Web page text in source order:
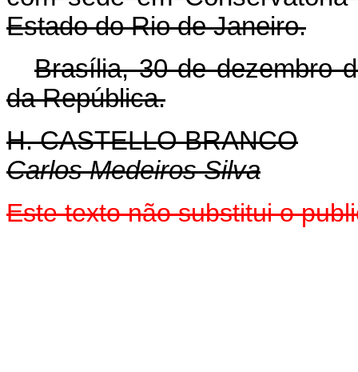
Estado do Rio de Janeiro.
Brasília, 30 de dezembro
da República.
H. CASTELLO BRANCO
Carlos Medeiros Silva
Este texto não substitui o